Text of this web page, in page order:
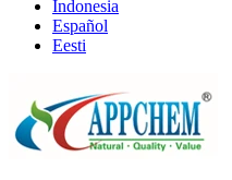
Indonesia
Español
Eesti